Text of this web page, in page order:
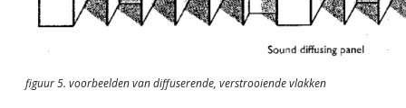
figuur 5. voorbeelden van diffuserende, verstrooiende vlakken